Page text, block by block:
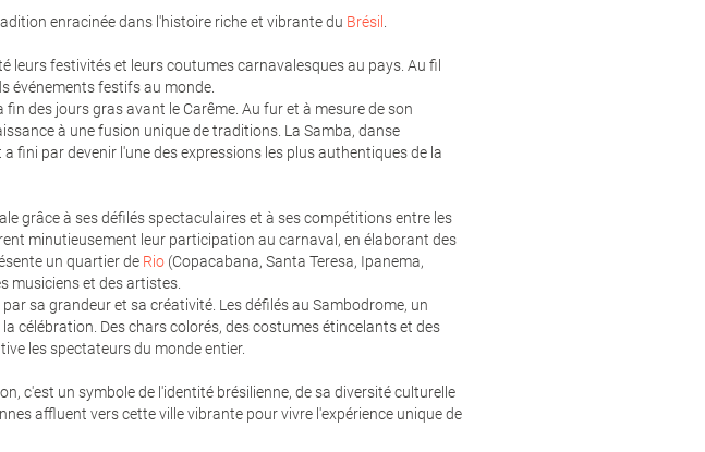
enracinée dans l'histoire riche et vibrante du Brésil
leurs festivités et leurs coutumes carnavalesques au pays. Au fil
événements festifs au monde.
des jours gras avant le Carême. Au fur et à mesure de son
à une fusion unique de traditions. La Samba, danse
fini par devenir l'une des expressions les plus authentiques de la
grâce à ses défilés spectaculaires et à ses compétitions entre les
minutieusement leur participation au carnaval, en élaborant des
un quartier de Rio (Copacabana, Santa Teresa, Ipanema,
musiciens et des artistes.
sa grandeur et sa créativité. Les défilés au Sambodrome, un
célébration. Des chars colorés, des costumes étincelants et des
les spectateurs du monde entier.
c'est un symbole de l'identité brésilienne, de sa diversité culturelle
affluent vers cette ville vibrante pour vivre l'expérience unique de